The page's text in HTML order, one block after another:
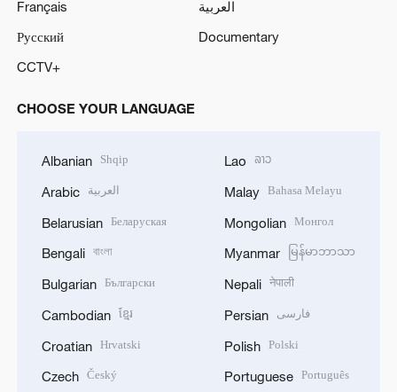
Français
العربية
Русский
Documentary
CCTV+
CHOOSE YOUR LANGUAGE
Albanian Shqip
Arabic العربية
Belarusian Беларуская
Bengali বাংলা
Bulgarian Български
Cambodian ខ្មែរ
Croatian Hrvatski
Czech Český
Lao ລາວ
Malay Bahasa Melayu
Mongolian Монгол
Myanmar မြန်မာဘာသာ
Nepali नेपाली
Persian فارسی
Polish Polski
Portuguese Português